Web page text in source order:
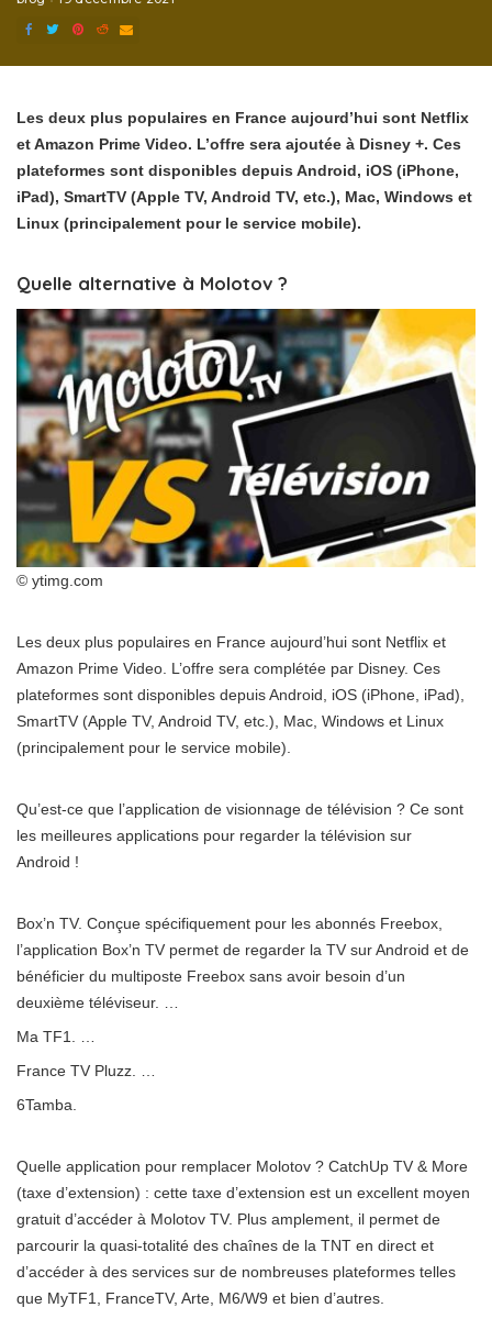
Les deux plus populaires en France aujourd’hui sont Netflix
et Amazon Prime Video. L’offre sera ajoutée à Disney +. Ces
plateformes sont disponibles depuis Android, iOS (iPhone,
iPad), SmartTV (Apple TV, Android TV, etc.), Mac, Windows et
Linux (principalement pour le service mobile).
Quelle alternative à Molotov ?
© ytimg.com
Les deux plus populaires en France aujourd’hui sont Netflix et
Amazon Prime Video. L’offre sera complétée par Disney. Ces
plateformes sont disponibles depuis Android, iOS (iPhone, iPad),
SmartTV (Apple TV, Android TV, etc.), Mac, Windows et Linux
(principalement pour le service mobile).
Qu’est-ce que l’application de visionnage de télévision ? Ce sont
les meilleures applications pour regarder la télévision sur
Android !
Box’n TV. Conçue spécifiquement pour les abonnés Freebox,
l’application Box’n TV permet de regarder la TV sur Android et de
bénéficier du multiposte Freebox sans avoir besoin d’un
deuxième téléviseur. …
Ma TF1. …
France TV Pluzz. …
6Tamba.
Quelle application pour remplacer Molotov ? CatchUp TV & More
(taxe d’extension) : cette taxe d’extension est un excellent moyen
gratuit d’accéder à Molotov TV. Plus amplement, il permet de
parcourir la quasi-totalité des chaînes de la TNT en direct et
d’accéder à des services sur de nombreuses plateformes telles
que MyTF1, FranceTV, Arte, M6/W9 et bien d’autres.